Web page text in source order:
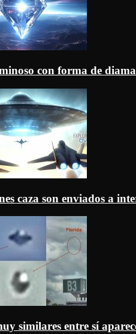
con forma de
caza son enviados a
similares entre sí